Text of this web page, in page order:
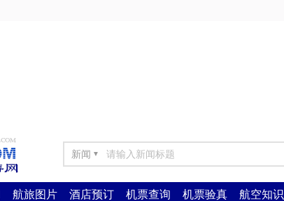
新闻 ▼
航旅图片 酒店预订 机票查询 机票验真 航空知识